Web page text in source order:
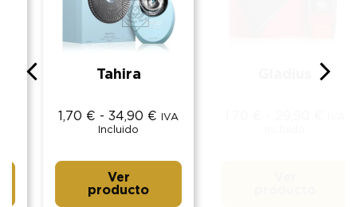
Tahira
1,70€ - 34,90€ IVA
Incluido
producto